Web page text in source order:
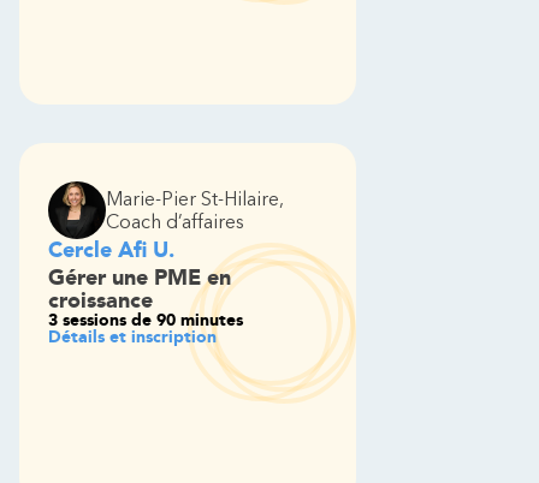
Marie-Pier St-Hilaire,
Coach d’affaires
Cercle Afi U.
Gérer une PME en
croissance
3 sessions de 90 minutes
Détails et inscription